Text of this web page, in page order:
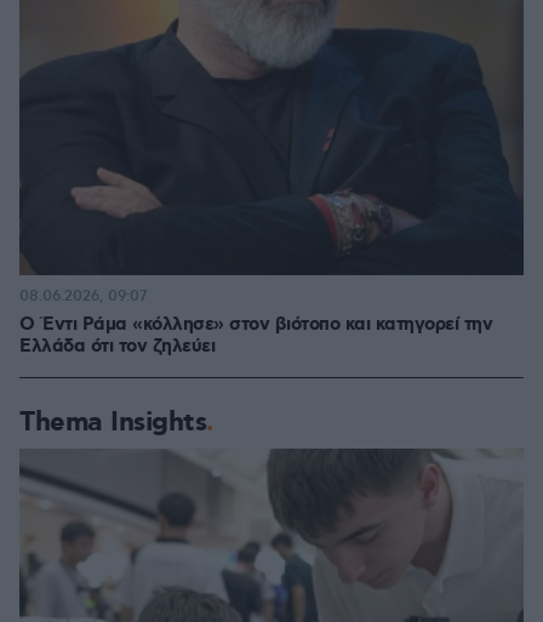
Ο Έντι Ράμα «κόλλησε» στον βιότοπο και κατηγορεί την
Ελλάδα ότι τον ζηλεύει
08.06.2026, 09:07
Thema Insights